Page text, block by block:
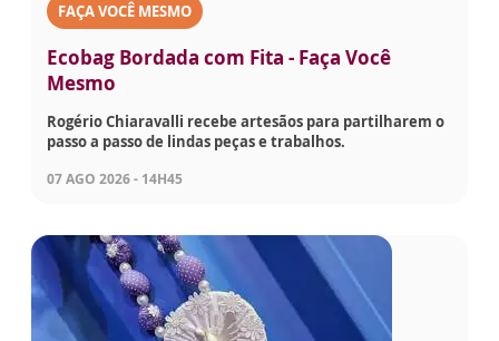
FAÇA VOCÊ MESMO
Ecobag Bordada com Fita - Faça Você
Mesmo
Rogério Chiaravalli recebe artesãos para partilharem o
passo a passo de lindas peças e trabalhos.
07 AGO 2026 - 14H45